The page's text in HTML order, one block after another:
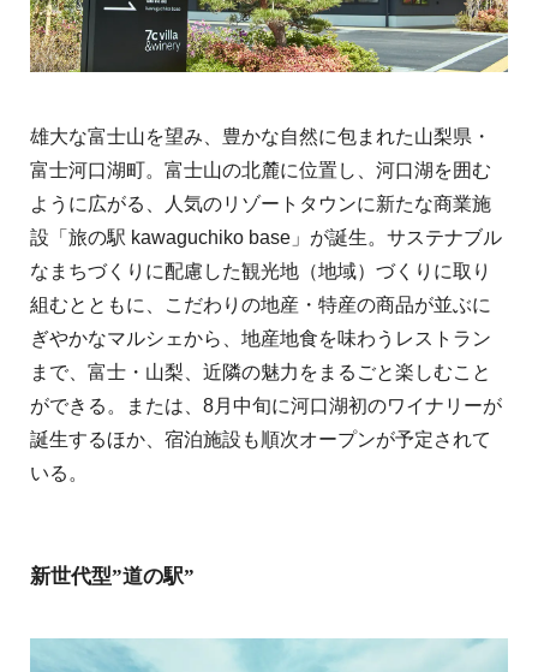
雄大な富士山を望み、豊かな自然に包まれた山梨県・
富士河口湖町。富士山の北麓に位置し、河口湖を囲む
ように広がる、人気のリゾートタウンに新たな商業施
設「旅の駅 kawaguchiko base」が誕生。サステナブル
なまちづくりに配慮した観光地（地域）づくりに取り
組むとともに、こだわりの地産・特産の商品が並ぶに
ぎやかなマルシェから、地産地食を味わうレストラン
まで、富士・山梨、近隣の魅力をまるごと楽しむこと
ができる。または、8月中旬に河口湖初のワイナリーが
誕生するほか、宿泊施設も順次オープンが予定されて
いる。
新世代型”道の駅”